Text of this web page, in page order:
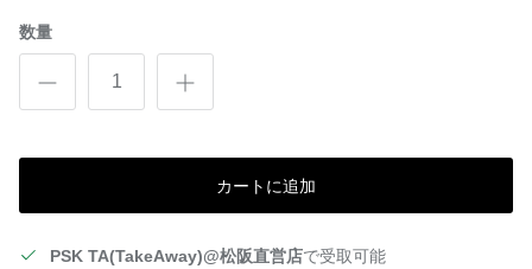
数量
カートに追加
PSK TA(TakeAway)@松阪直営店で受取可能